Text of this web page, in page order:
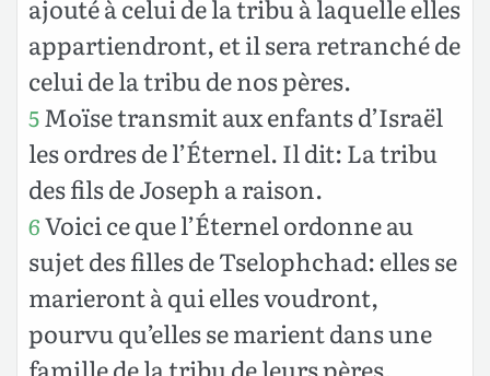
ajouté à celui de la tribu à laquelle elles
appartiendront, et il sera retranché de
celui de la tribu de nos pères.
5Moïse transmit aux enfants d’Israël
les ordres de l’Éternel. Il dit: La tribu
des fils de Joseph a raison.
6Voici ce que l’Éternel ordonne au
sujet des filles de Tselophchad: elles se
marieront à qui elles voudront,
pourvu qu’elles se marient dans une
famille de la tribu de leurs pères.